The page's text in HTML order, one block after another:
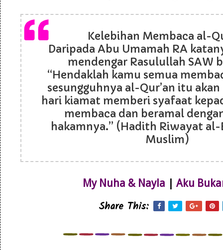
Kelebihan Membaca al-
Daripada Abu Umamah RA
mendengar Rasulullah SAW
“Hendaklah kamu semua
sesungguhnya al-Qur’an itu
hari kiamat memberi syafaat
membaca dan beramal
hakamnya.” (Hadith Riwayat
Muslim)
My Nuha & Nayla | Aku
Share This: